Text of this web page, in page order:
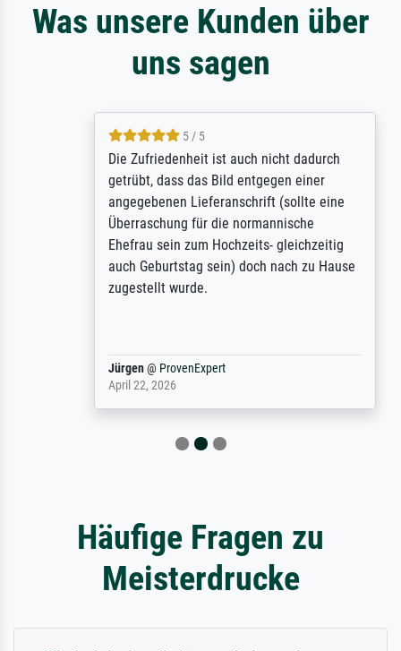
Was unsere Kunden über
uns sagen
5 / 5
Die Zufriedenheit ist auch nicht dadurch
getrübt, dass das Bild entgegen einer
angegebenen Lieferanschrift (sollte eine
Überraschung für die normannische
Ehefrau sein zum Hochzeits- gleichzeitig
auch Geburtstag sein) doch nach zu Hause
zugestellt wurde.
Jürgen@ProvenExpert
April 22, 2026
Häufige Fragen zu
Meisterdrucke